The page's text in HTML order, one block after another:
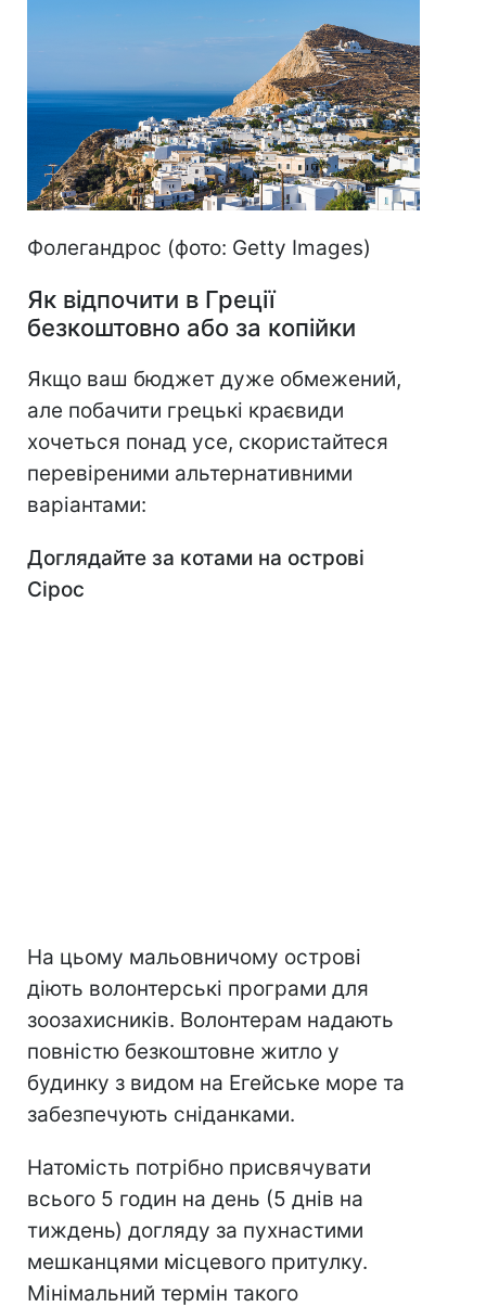
Фолегандрос (фото: Getty Images)
Як відпочити в Греції
безкоштовно або за копійки
Якщо ваш бюджет дуже обмежений,
але побачити грецькі краєвиди
хочеться понад усе, скористайтеся
перевіреними альтернативними
варіантами:
Доглядайте за котами на острові
Сірос
На цьому мальовничому острові
діють волонтерські програми для
зоозахисників. Волонтерам надають
повністю безкоштовне житло у
будинку з видом на Егейське море та
забезпечують сніданками.
Натомість потрібно присвячувати
всього 5 годин на день (5 днів на
тиждень) догляду за пухнастими
мешканцями місцевого притулку.
Мінімальний термін такого